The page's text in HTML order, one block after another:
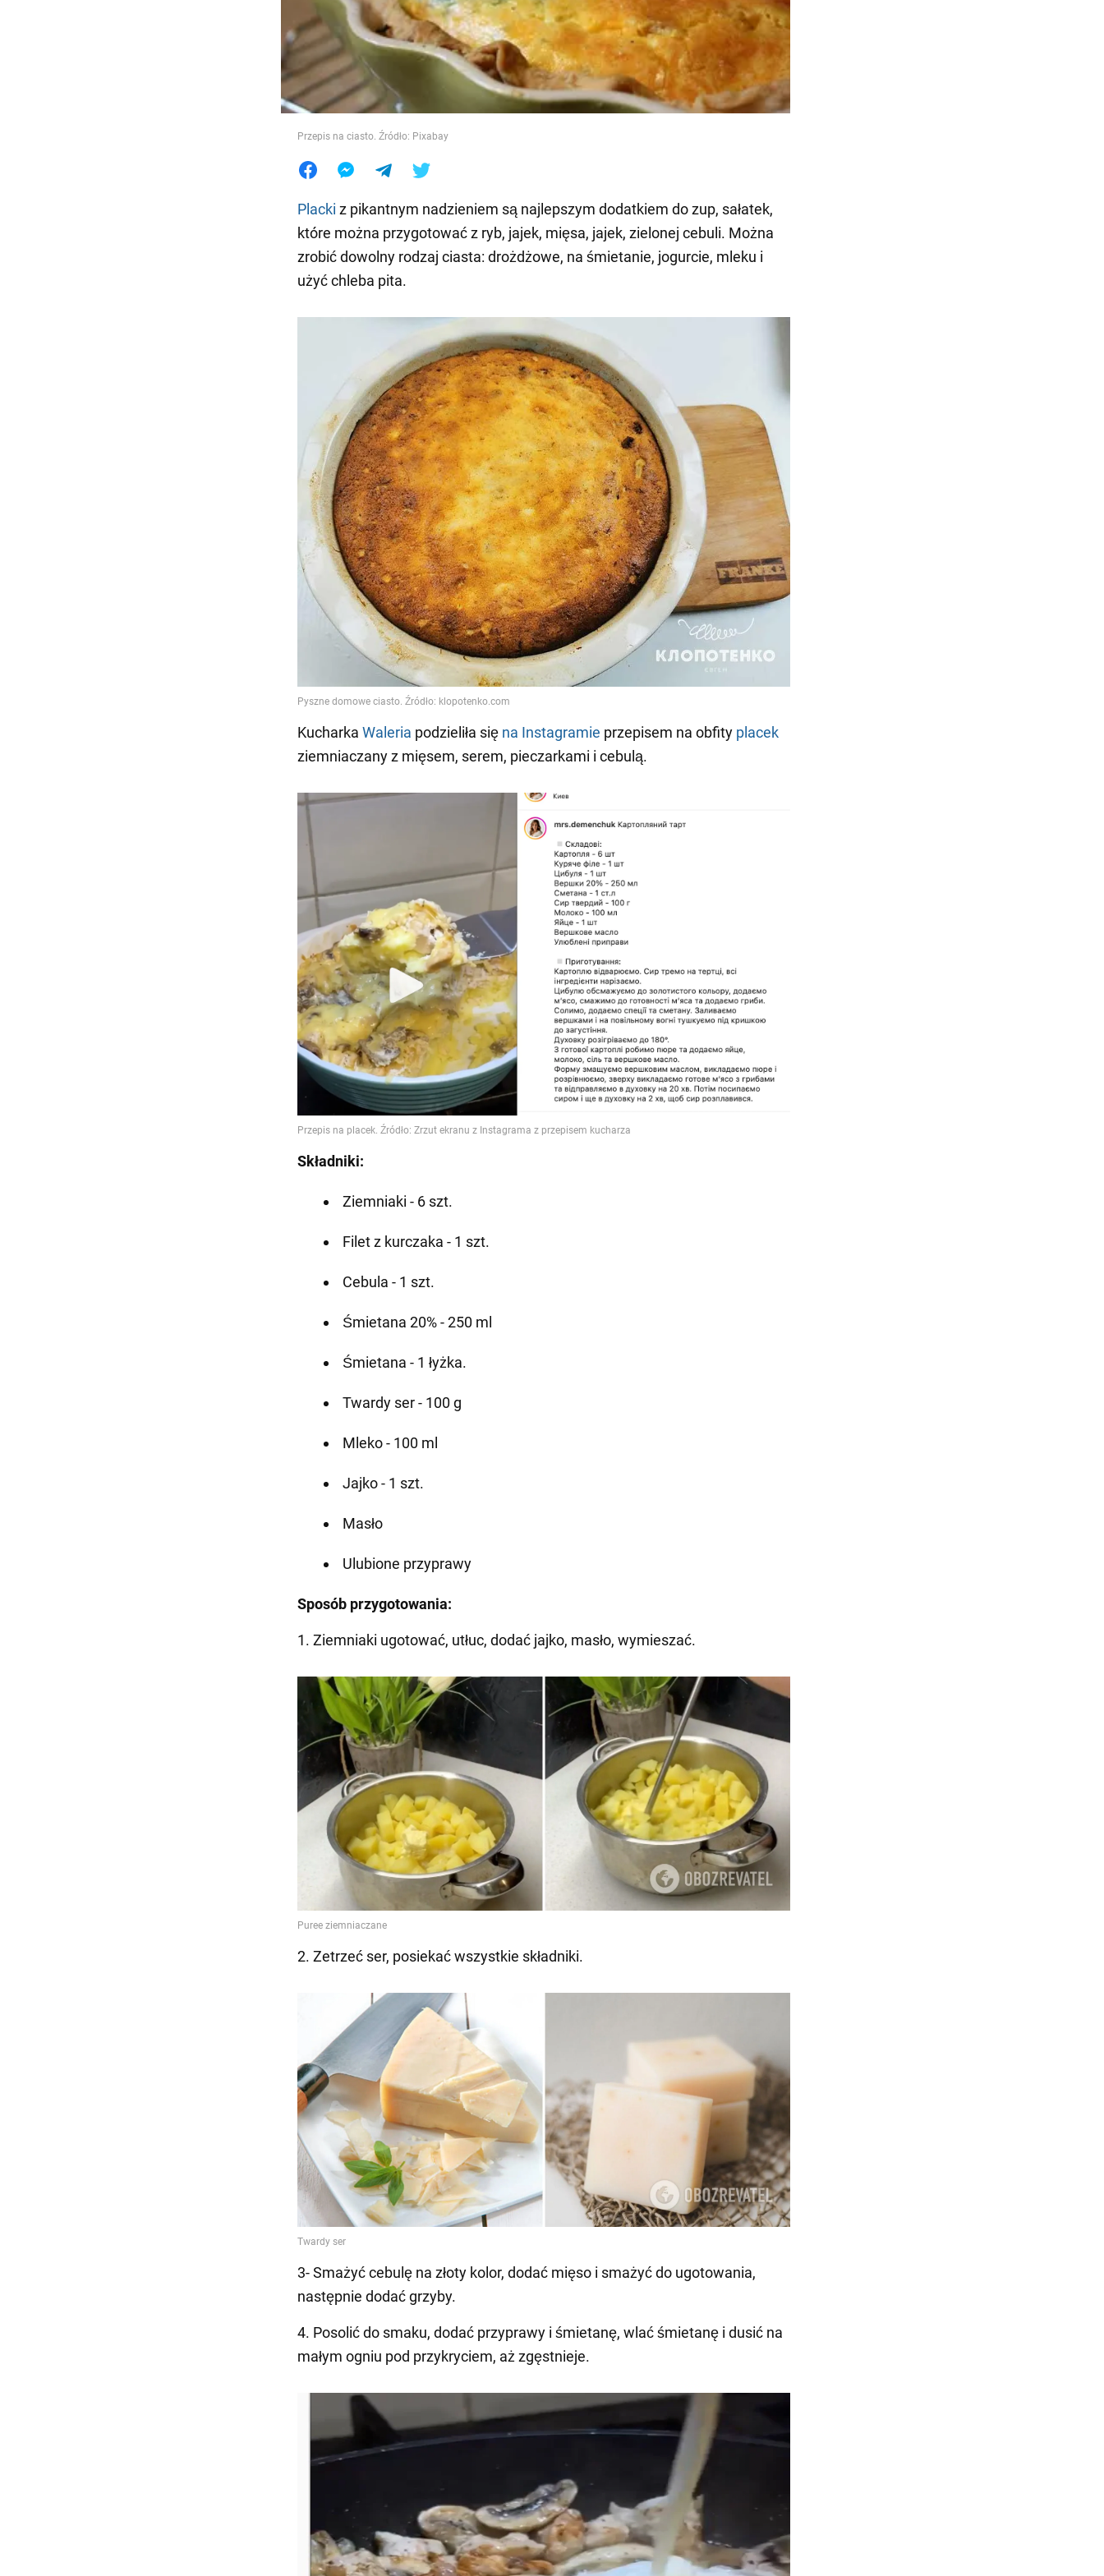
Jedzenie
Przepis na ciasto. Źródło: Pixabay
Placki z pikantnym nadzieniem są najlepszym dodatkiem do zup, sałatek,
które można przygotować z ryb, jajek, mięsa, jajek, zielonej cebuli. Można
zrobić dowolny rodzaj ciasta: drożdżowe, na śmietanie, jogurcie, mleku i
użyć chleba pita.
Kucharka Waleria podzieliła się na Instagramie przepisem na obfity placek
ziemniaczany z mięsem, serem, pieczarkami i cebulą.
Składniki:
Ziemniaki - 6 szt.
Filet z kurczaka - 1 szt.
Cebula - 1 szt.
Śmietana 20% - 250 ml
Śmietana - 1 łyżka.
Twardy ser - 100 g
Mleko - 100 ml
Jajko - 1 szt.
Masło
Ulubione przyprawy
Sposób przygotowania:
1. Ziemniaki ugotować, utłuc, dodać jajko, masło, wymieszać.
2. Zetrzeć ser, posiekać wszystkie składniki.
3- Smażyć cebulę na złoty kolor, dodać mięso i smażyć do ugotowania,
następnie dodać grzyby.
4. Posolić do smaku, dodać przyprawy i śmietanę, wlać śmietanę i dusić na
małym ogniu pod przykryciem, aż zgęstnieje.